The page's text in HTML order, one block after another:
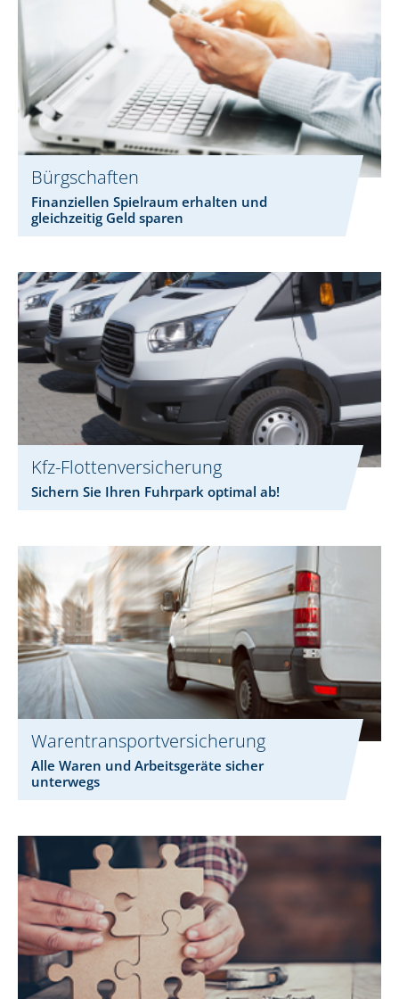
Bürgschaften
Finanziellen Spielraum erhalten und
gleichzeitig Geld sparen
Kfz-Flottenversicherung
Sichern Sie Ihren Fuhrpark optimal ab!
Warentransportversicherung
Alle Waren und Arbeitsgeräte sicher
unterwegs